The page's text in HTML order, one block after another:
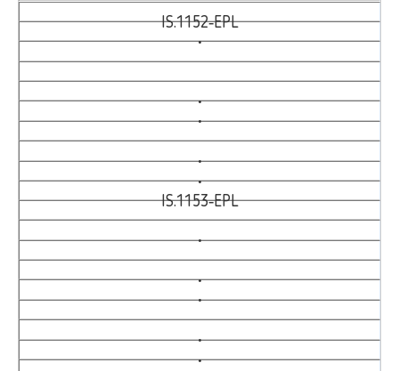
IS.1152‑EPL
•
•
•
•
•
IS.1153‑EPL
•
•
•
•
•